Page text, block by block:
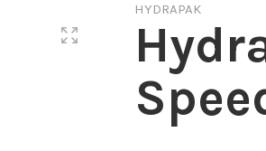
HYDRAPAK